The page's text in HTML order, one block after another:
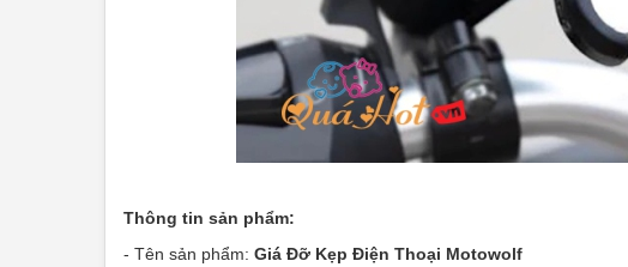
Thông tin sản phẩm:
- Tên sản phẩm: Giá Đỡ Kẹp Điện Thoại Motowolf